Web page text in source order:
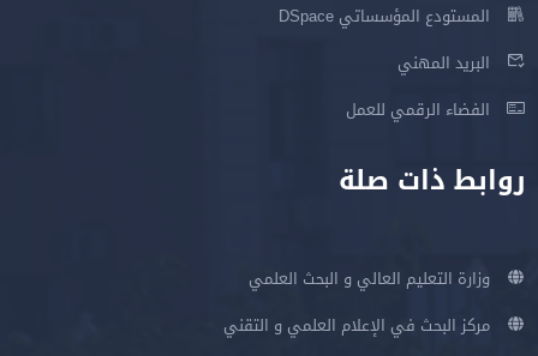
المستودع المؤسساتي DSpace
البريد المهني
الفضاء الرقمي للعمل
روابط ذات صلة
وزارة التعليم العالي و البحث العلمي
مركز البحث في الإعلام العلمي و التقني